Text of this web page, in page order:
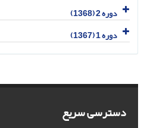
دوره 2 (1368)
دوره 1 (1367)
دسترسی سریع